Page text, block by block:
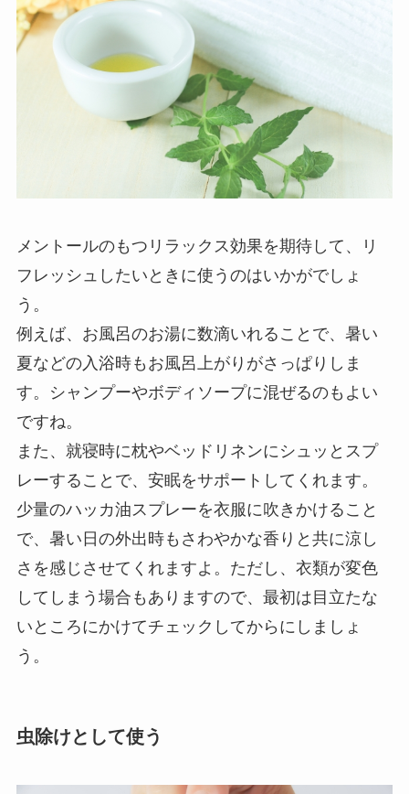
メントールのもつリラックス効果を期待して、リ
フレッシュしたいときに使うのはいかがでしょ
う。
例えば、お風呂のお湯に数滴いれることで、暑い
夏などの入浴時もお風呂上がりがさっぱりしま
す。シャンプーやボディソープに混ぜるのもよい
ですね。
また、就寝時に枕やベッドリネンにシュッとスプ
レーすることで、安眠をサポートしてくれます。
少量のハッカ油スプレーを衣服に吹きかけること
で、暑い日の外出時もさわやかな香りと共に涼し
さを感じさせてくれますよ。ただし、衣類が変色
してしまう場合もありますので、最初は目立たな
いところにかけてチェックしてからにしましょ
う。
虫除けとして使う